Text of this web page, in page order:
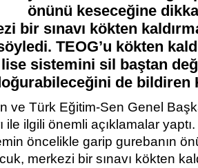
önünü keseceğine
bir sınavı kökten
TEOG’u kökten
sistemini sil baştan
de
ve Türk Eğitim-Sen Genel
ile ilgili önemli açıklamalar
öncelikle garip gurebanın
merkezi bir sınavı kökten